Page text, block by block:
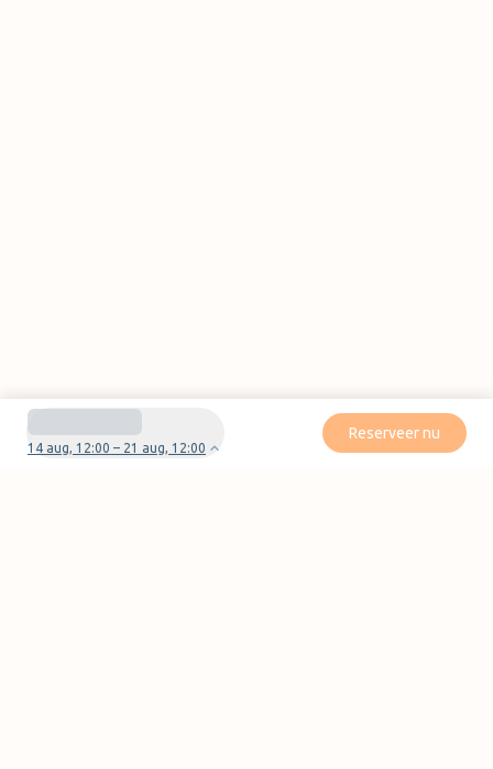
14 aug, 12:00 – 21 aug, 12:00
Reserveer nu